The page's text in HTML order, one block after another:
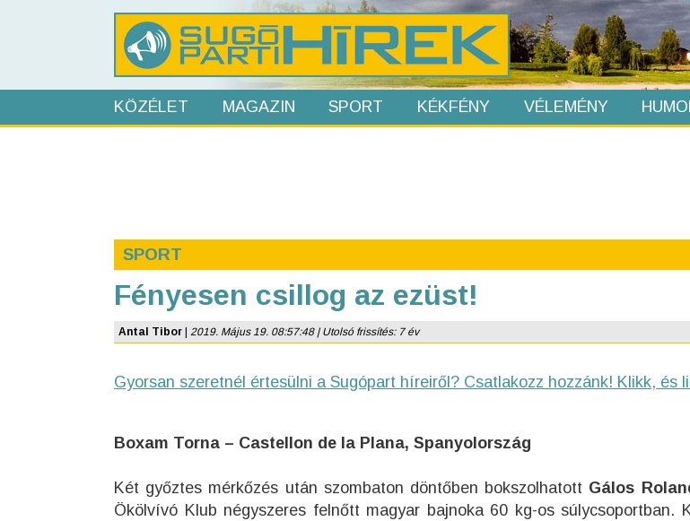
KÖZÉLET MAGAZIN SPORT KÉKFÉNY VÉLEMÉNY
SPORT
Fényesen csillog az ezüst!
Antal Tibor 2019. Május 19. 08:57:48 | Utolsó frissítés: 7 év
Gyorsan szeretnél értesülni a Sugópart híreiről? Csatlakozz hozzánk! Klikk, és
Boxam Torna – Castellon de la Plana, Spanyolország
Két győztes mérkőzés után szombaton döntőben bokszolhatott Gálos
Ökölvívó Klub négyszeres felnőtt magyar bajnoka 60 kg-os súlycsoportban.